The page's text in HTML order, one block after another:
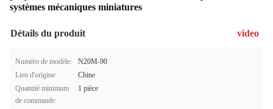
systèmes mécaniques miniatures
Détails du produit video
Numéro de modèle:
N20M-90
Lieu d'origine:
Chine
Quantité minimum
de commande:
1 pièce